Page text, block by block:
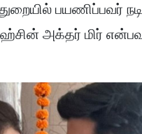
பயணிப்பவர்
மிர்